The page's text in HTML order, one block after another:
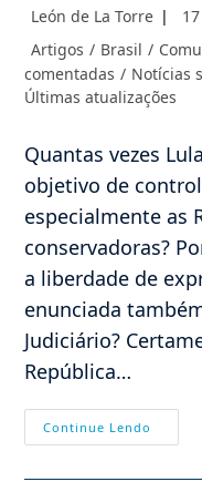
Autor
post:
León de La Torre
Categoria
do
post:
Artigos / Brasil /
comentadas / Notícias
Últimas atualizações
Quantas vezes
objetivo de
especialmente as
conservadoras?
a liberdade de
enunciada
Judiciário?
República…
Continue Lendo
Da
Na